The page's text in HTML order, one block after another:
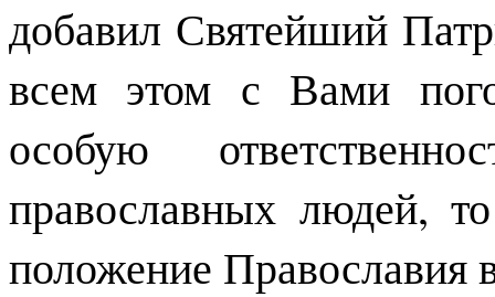
добавил Святейший
всем этом с Вами
особую
православных людей,
положение Православия